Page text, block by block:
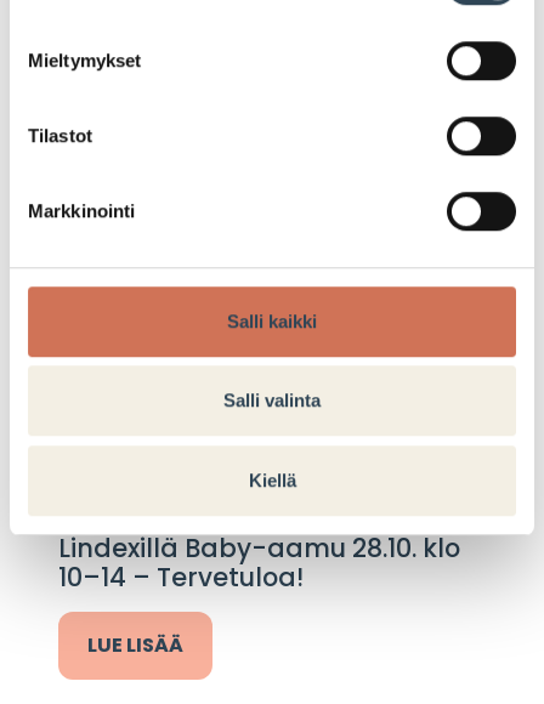
Mieltymykset
Tilastot
Markkinointi
Salli kaikki
Salli valinta
Kiellä
TAPAHTUMA
Lindexillä Baby-aamu 28.10. klo
10–14 – Tervetuloa!
LUE LISÄÄ